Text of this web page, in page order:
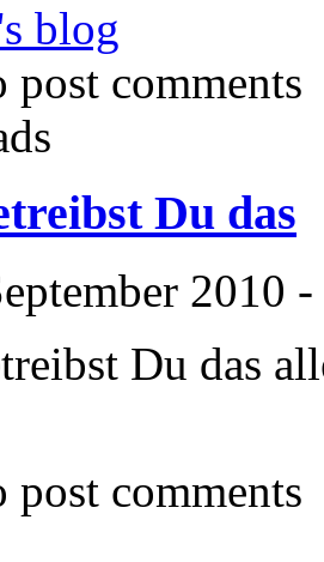
blog
post comments
Du das
2010
Du das
post comments